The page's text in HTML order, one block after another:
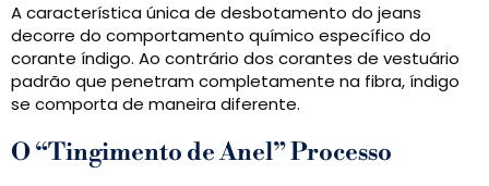
A característica única de desbotamento do jeans
decorre do comportamento químico específico do
corante índigo. Ao contrário dos corantes de vestuário
padrão que penetram completamente na fibra, índigo
se comporta de maneira diferente.
O “Tingimento de Anel” Processo